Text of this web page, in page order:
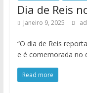
Dia de Reis
Janeiro 9, 2025
“O dia de Reis
e é comemorada no
Read more